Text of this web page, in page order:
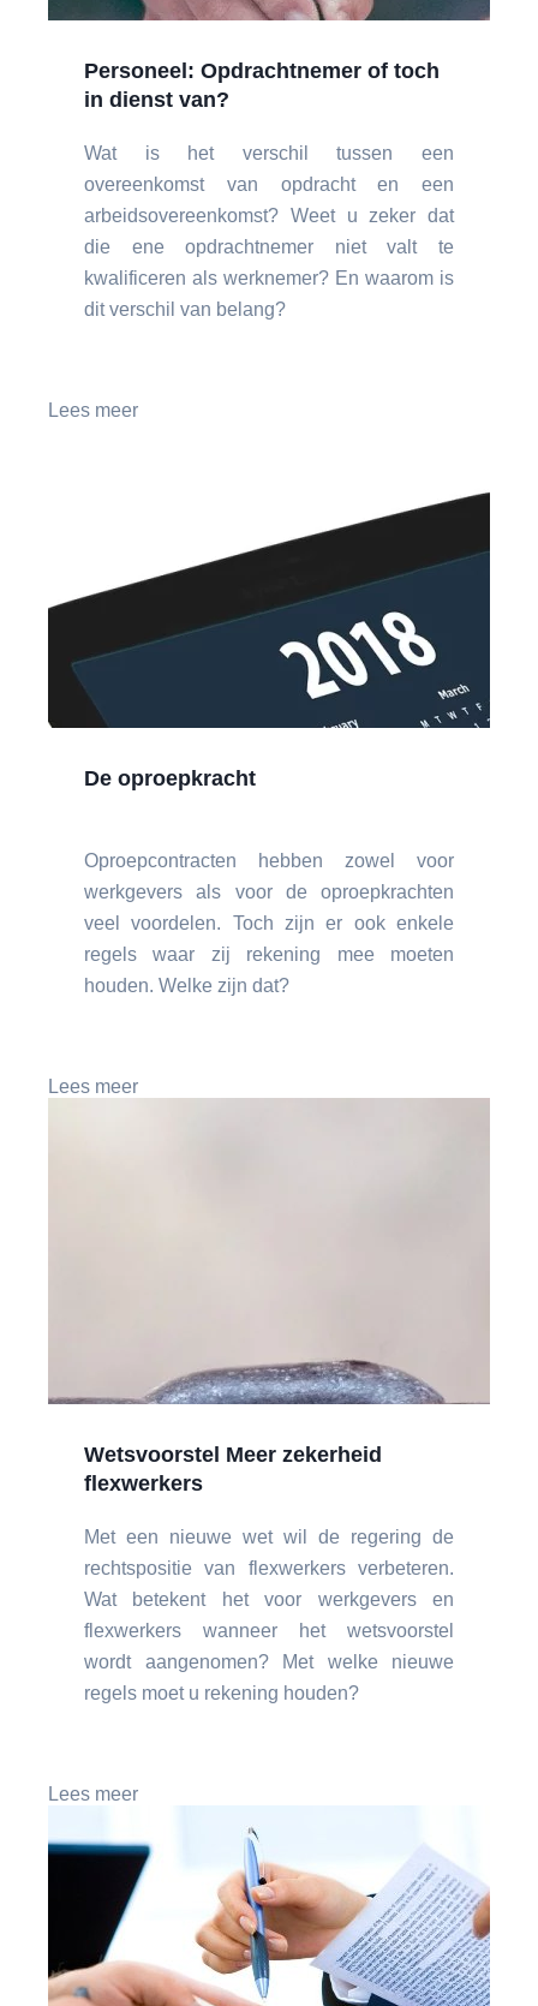
Personeel: Opdrachtnemer of toch
in dienst van?
Wat is het verschil tussen een
overeenkomst van opdracht en een
arbeidsovereenkomst? Weet u zeker dat
die ene opdrachtnemer niet valt te
kwalificeren als werknemer? En waarom is
dit verschil van belang?
Lees meer
De oproepkracht
Oproepcontracten hebben zowel voor
werkgevers als voor de oproepkrachten
veel voordelen. Toch zijn er ook enkele
regels waar zij rekening mee moeten
houden. Welke zijn dat?
Lees meer
Wetsvoorstel Meer zekerheid
flexwerkers
Met een nieuwe wet wil de regering de
rechtspositie van flexwerkers verbeteren.
Wat betekent het voor werkgevers en
flexwerkers wanneer het wetsvoorstel
wordt aangenomen? Met welke nieuwe
regels moet u rekening houden?
Lees meer